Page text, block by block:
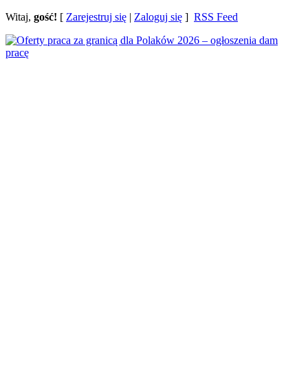
Witaj, gość! [ Zarejestruj się | Zaloguj się ] RSS Feed